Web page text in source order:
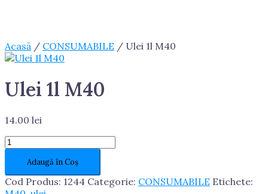
Acasă / CONSUMABILE / Ulei 1l M40
Ulei 1l M40
14.00 lei
Cantitate
Ulei
M40
Adaugă în Coș
Cod Produs: 1244 Categorie: CONSUMABILE Etichete: